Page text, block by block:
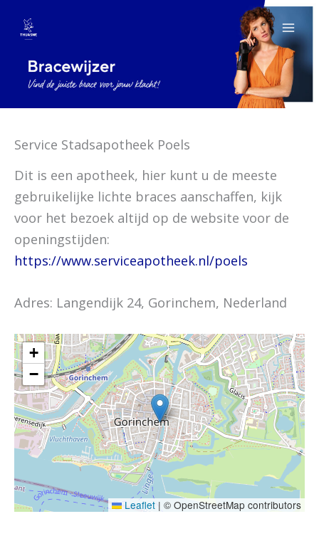
naar
inhoud
Service Stadsapotheek Poels
Dit is een apotheek, hier kunt u de meeste
gebruikelijke lichte braces aanschaffen, kijk
voor het bezoek altijd op de website voor de
openingstijden:
https://www.serviceapotheek.nl/poels
Adres: Langendijk 24, Gorinchem, Nederland
+
−
Leaflet | © OpenStreetMap contributors